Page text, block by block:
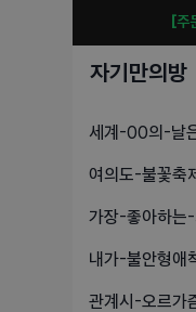
[주
자기만의방
세계-00의-날
여의도-불꽃
가장-좋아하
내가-불안형
관계시-오르가